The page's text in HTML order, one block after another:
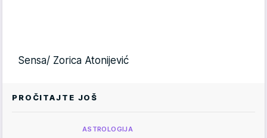
Sensa/ Zorica Atonijević
PROČITAJTE JOŠ
ASTROLOGIJA